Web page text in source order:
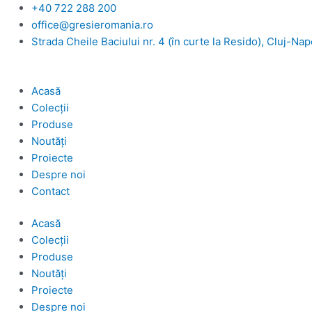
Skip
content
+40 722 288 200
office@gresieromania.ro
Strada Cheile Baciului nr. 4 (în curte la Resido), Cluj-
Acasă
Colecții
Produse
Noutăți
Proiecte
Despre noi
Contact
Acasă
Colecții
Produse
Noutăți
Proiecte
Despre noi